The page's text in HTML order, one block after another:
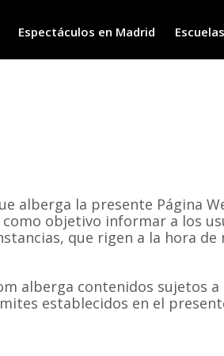
Espectáculos en Madrid Escuelas
alberga la presente Página
objetivo informar a los
que rigen a la hora
alberga contenidos
establecidos en el